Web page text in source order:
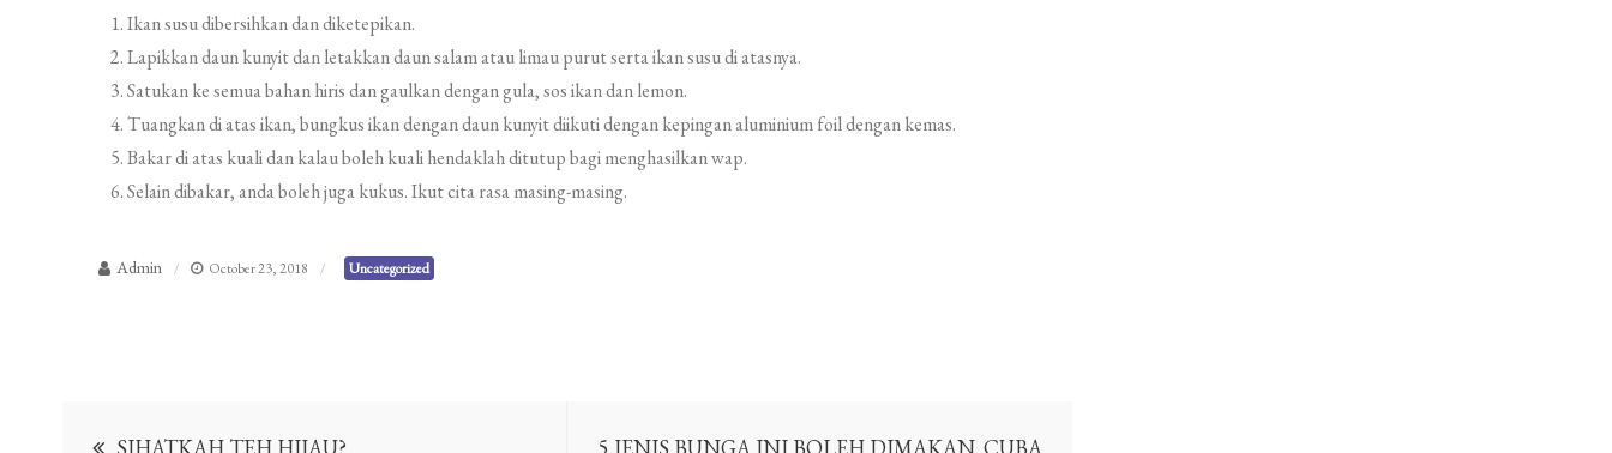
Ikan susu dibersihkan dan diketepikan.
Lapikkan daun kunyit dan letakkan daun salam atau limau purut serta ikan susu di atasnya.
Satukan ke semua bahan hiris dan gaulkan dengan gula, sos ikan dan lemon.
Tuangkan di atas ikan, bungkus ikan dengan daun kunyit diikuti dengan kepingan aluminium foil dengan kemas.
Bakar di atas kuali dan kalau boleh kuali hendaklah ditutup bagi menghasilkan wap.
Selain dibakar, anda boleh juga kukus. Ikut cita rasa masing-masing.
Admin October 23, 2018 Uncategorized
Post